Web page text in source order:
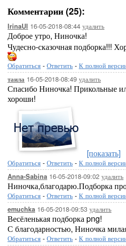
Комментарии (25):
IrinaUl 16-05-2018-08:44 удалить
Доброе утро, Ниночка!
Чудесно-сказочная подборка!!!
Обратиться - Ответить - К полной
таила 16-05-2018-08:49 удалить
Спасибо Ниночка! Прикольные
хороши!
[показать]
Обратиться - Ответить - К полной
Anna-Sabina 16-05-2018-09:02 удалить
Ниночка,благодарю.Подборка
Обратиться - Ответить - К полной
emuchka 16-05-2018-09:53 удалить
Весёленькая подборка png!
С благодарностью, Ниночка
Обратиться - Ответить - К полной